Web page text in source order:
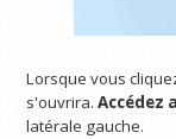
Lorsque vous
s'ouvrira.Accédez
latérale gauche.